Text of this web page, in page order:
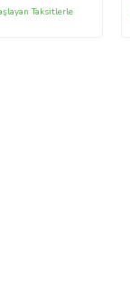
Taksitlerle